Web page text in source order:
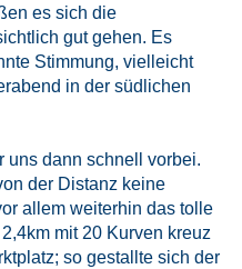
es sich die
gut gehen. Es
Stimmung, vielleicht
in der südlichen
uns dann schnell vorbei.
der Distanz keine
allem weiterhin das tolle
mit 20 Kurven kreuz
so gestallte sich der